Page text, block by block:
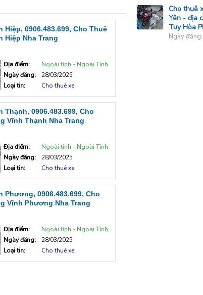
Hiệp, 0906.483.699, Cho Thuê
Hiệp Nha Trang
Địa điểm:
Ngoài tỉnh - Ngoài Tỉnh
Ngày đăng:
28/03/2025
Loại tin:
Cho thuê xe
Thạnh, 0906.483.699, Cho
Vĩnh Thạnh Nha Trang
Địa điểm:
Ngoài tỉnh - Ngoài Tỉnh
Ngày đăng:
28/03/2025
Loại tin:
Cho thuê xe
Phương, 0906.483.699, Cho
Vĩnh Phương Nha Trang
Địa điểm:
Ngoài tỉnh - Ngoài Tỉnh
Ngày đăng:
28/03/2025
Loại tin:
Cho thuê xe
Cho thuê
Yên - địa
Tuy Hòa
Ngày